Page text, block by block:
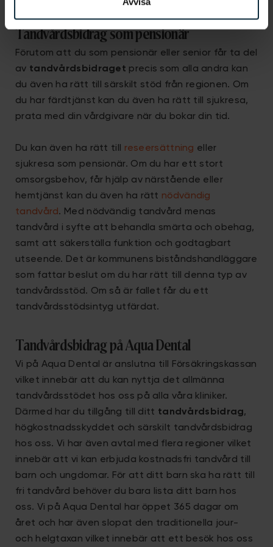
Tandvårdsbidrag som pensionär
Förutom att du som pensionär eller senior får ta del
av tandvårdsbidraget precis som alla andra kan
du även ha rätt till särskilt stöd från regionen. Om
du har färdtjänst kan du även ha rätt till sjukresa,
prata med din vårdgivare när du bokar din tid.
Du kan även ha rätt till reseersättning eller
sjukresa som pensionär. Om du har ett stort
omsorgsbehov, får hjälp av närstående eller
hemtjänst kan du även ha rätt nödvändig
tandvård. Med nödvändig tandvård menas
tandvård i syfte att behandla smärta och obehag,
samt att säkerställa funktion och godtagbart
utseende. Det är kommunens biståndshandläggare
som fattar beslut om du har rätt till denna typ av
tandvårdsstöd. Om så är fallet får du ett
tandvårdsstödsintyg utfärdat.
Tandvårdsbidrag på Aqua Dental
Vi på Aqua Dental är anslutna till Försäkringskassan
vilket innebär att du kan nyttja det allmänna
tandvårdsstödet hos oss på alla våra kliniker.
Därmed har du tillgång till ditt tandvårdsbidrag,
högkostnadsskyddet och särskilt tandvårdsbidrag
hos oss. Vi har även avtal med flera regioner vilket
innebär att vi kan erbjuda kostnadsfri tandvård till
barn och ungdomar. För att ditt barn ska ha rätt till
fri tandvård behöver du bara lista ditt barn hos
oss. Vi på Aqua Dental har öppet 365 dagar om
året och har även slopat den traditionella jour-
och helgtaxan vilket innebär att ett besök hos oss